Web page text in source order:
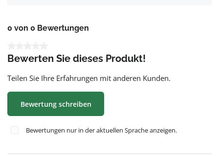
0 von 0 Bewertungen
Bewerten Sie dieses Produkt!
Teilen Sie Ihre Erfahrungen mit anderen Kunden.
Bewertung schreiben
Bewertungen nur in der aktuellen Sprache anzeigen.